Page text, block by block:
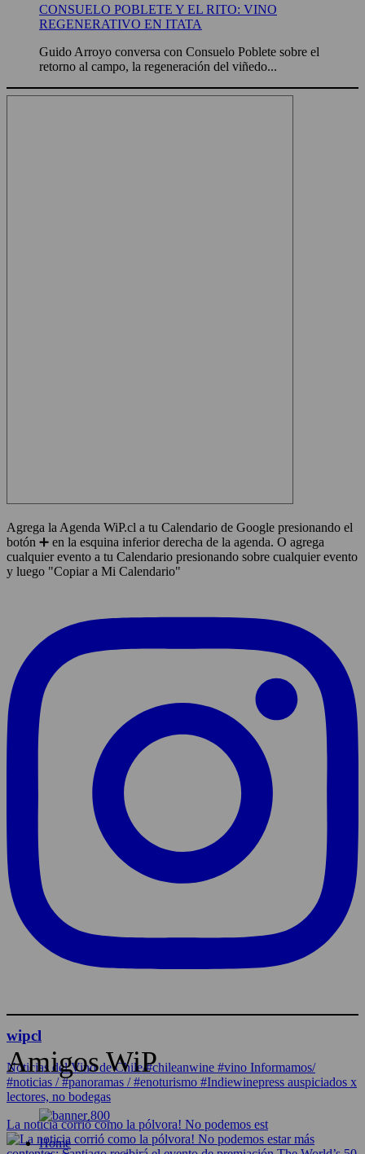
CONSUELO POBLETE Y EL RITO: VINO
REGENERATIVO EN ITATA
Guido Arroyo conversa con Consuelo Poblete sobre el
retorno al campo, la regeneración del viñedo...
Agrega la Agenda WiP.cl a tu Calendario de Google presionando el
botón ➕ en la esquina inferior derecha de la agenda. O agrega
cualquier evento a tu Calendario presionando sobre cualquier evento
y luego "Copiar a Mi Calendario"
wipcl
Noticias del Vino de Chile/#chileanwine #vino Informamos/
#noticias / #panoramas / #enoturismo #Indiewinepress auspiciados x
lectores, no bodegas
La noticia corrió como la pólvora! No podemos est
Amigos WiP
Home